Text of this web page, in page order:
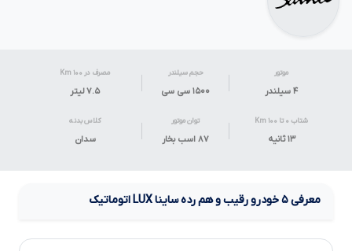
موتور
۴ سیلندر
حجم سیلندر
۱۵۰۰ سی سی
مصرف در ۱۰۰ Km
۷.۵لیتر
شتاب ۰ تا ۱۰۰ Km
۱۳ ثانیه
توان موتور
۸۷ اسب بخار
کلاس بدنه
سدان
معرفی۵خودرو رقیب و هم ردهسایناLUXاتوماتیک